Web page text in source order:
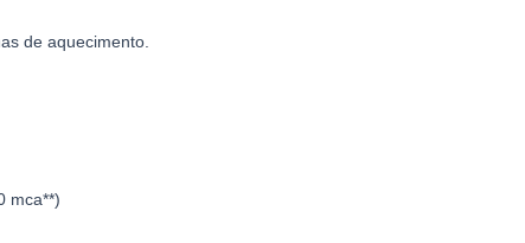
de aquecimento.
mca**)